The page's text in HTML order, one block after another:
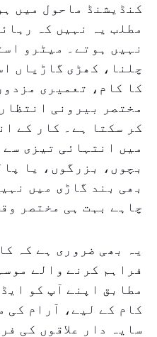
کنڈیشنڈ ماحول میں
مطلب یہ نہیں کہ
نہیں ہوتے۔ میٹرو
چلنا، کھڑی گاڑیاں
کا کام، تعمیری
مختصر بیرونی
کر سکتا ہے۔ کار کے
میں انتہائی تیزی
بچوں، بزرگوں، یا
بھی بند گاڑی میں
چاہے بہت ہی مختصر
یہ بھی ضروری ہے کہ
فراہم کرنے والے
مطابق اپنے آپ کو
کام کے لیے، آرام کی
سایہ دار علاقوں کی